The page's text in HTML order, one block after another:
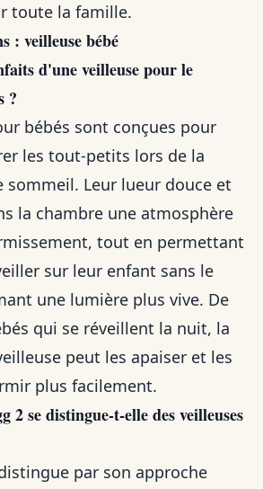
toute la famille.
: veilleuse bébé
d'une veilleuse pour le
?
bébés sont conçues pour
les tout-petits lors de la
Leur lueur douce et
la chambre une atmosphère
tout en permettant
sur leur enfant sans le
une lumière plus vive. De
qui se réveillent la nuit, la
peut les apaiser et les
plus facilement.
2 se distingue-t-elle des veilleuses
par son approche